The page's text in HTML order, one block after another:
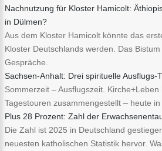
Nachnutzung für Kloster Hamicolt:
in Dülmen?
Aus dem Kloster Hamicolt könnte das
Kloster Deutschlands werden. Das
Gespräche.
Sachsen-Anhalt: Drei spirituelle Ausflugs-
Sommerzeit – Ausflugszeit. Kirche+Leben
Tagestouren zusammengestellt – heute in
Plus 28 Prozent: Zahl der
Die Zahl ist 2025 in Deutschland
neuesten katholischen Statistik hervor.